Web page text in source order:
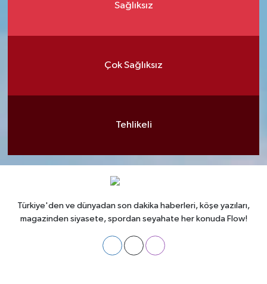
Sağlıksız
Çok Sağlıksız
Tehlikeli
Türkiye'den ve dünyadan son dakika haberleri, köşe yazıları,
magazinden siyasete, spordan seyahate her konuda Flow!